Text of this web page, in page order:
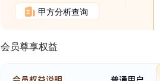
甲方分析查询
会员尊享权益